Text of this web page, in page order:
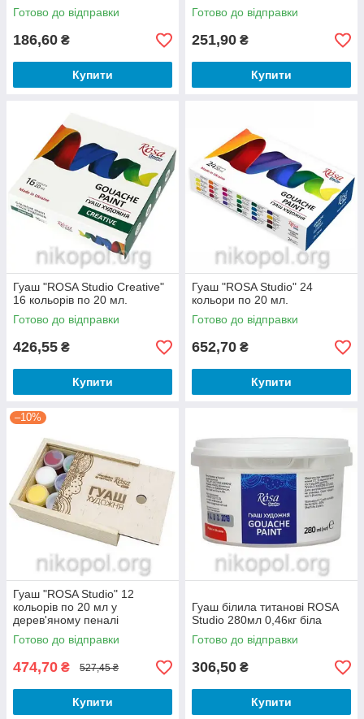
Готово до відправки
186,60 ₴
Купити
Готово до відправки
251,90 ₴
Купити
Гуаш "ROSA Studio Creative"
16 кольорів по 20 мл.
Готово до відправки
426,55 ₴
Купити
Гуаш "ROSA Studio" 24
кольори по 20 мл.
Готово до відправки
652,70 ₴
Купити
–10%
Гуаш "ROSA Studio" 12
кольорів по 20 мл у
дерев'яному пеналі
Готово до відправки
474,70 ₴ 527,45 ₴
Купити
Гуаш білила титанові ROSA
Studio 280мл 0,46кг біла
Готово до відправки
306,50 ₴
Купити